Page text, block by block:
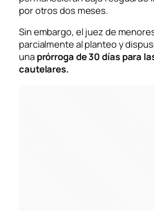
por otros dos meses.
Sin embargo, el juez de
parcialmente al planteo y
unaprórroga de 30 días para
cautelares.